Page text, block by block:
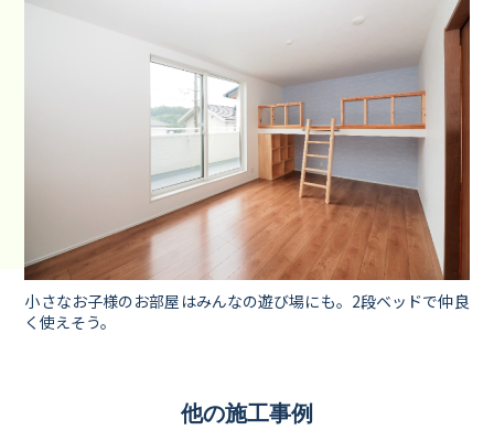
小さなお子様のお部屋はみんなの遊び場にも。2段ベッドで仲良
く使えそう。
他の施工事例